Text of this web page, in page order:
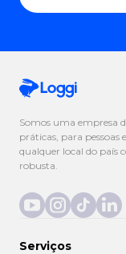
Somos uma empresa
práticas, para pessoas
qualquer local do país
robusta.
Serviços